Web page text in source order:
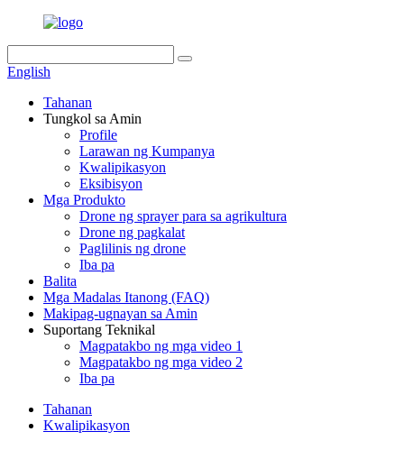
English
Tahanan
Tungkol sa Amin
Profile
Larawan ng Kumpanya
Kwalipikasyon
Eksibisyon
Mga Produkto
Drone ng sprayer para sa agrikultura
Drone ng pagkalat
Paglilinis ng drone
Iba pa
Balita
Mga Madalas Itanong (FAQ)
Makipag-ugnayan sa Amin
Suportang Teknikal
Magpatakbo ng mga video 1
Magpatakbo ng mga video 2
Iba pa
Tahanan
Kwalipikasyon